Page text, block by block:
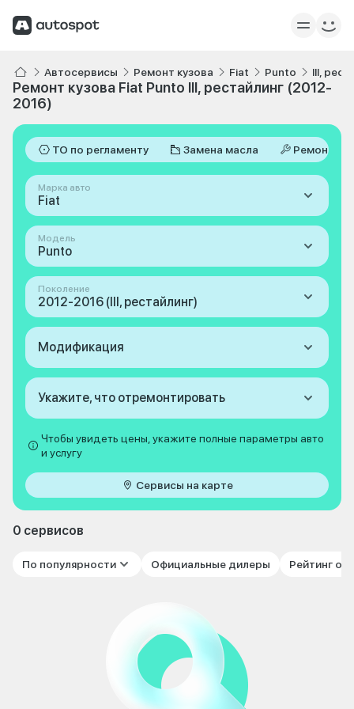
Автосервисы Ремонт кузова Fiat Punto III,
Ремонт кузова Fiat Punto III, рестайлинг (2012-
2016)
ТО по регламенту Замена масла Ремонт
Марка авто
Fiat
Модель
Punto
Поколение
2012-2016 (III, рестайлинг)
Модификация
Укажите, что отремонтировать
Чтобы увидеть цены, укажите полные параметры авто
и услугу
Сервисы на карте
0 сервисов
По популярности Официальные дилеры Рейтинг